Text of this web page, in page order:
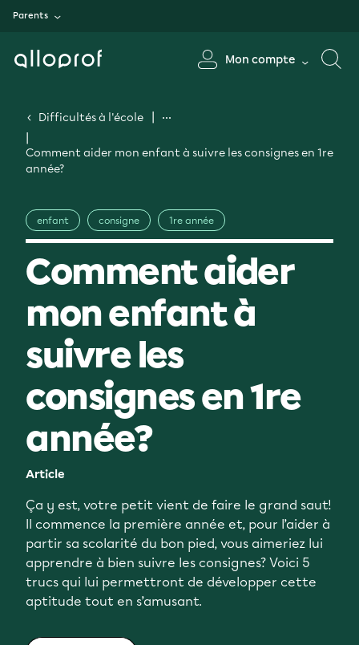
Parents
Mon compte
Difficultés à l'école
Comment aider mon enfant à suivre les consignes en 1re
année?
enfant consigne 1re année
Comment aider
mon enfant à
suivre les
consignes en 1re
année?
Article
Ça y est, votre petit vient de faire le grand saut!
Il commence la première année et, pour l’aider à
partir sa scolarité du bon pied, vous aimeriez lui
apprendre à bien suivre les consignes? Voici 5
trucs qui lui permettront de développer cette
aptitude tout en s’amusant.